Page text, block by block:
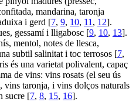
mandarina, taronja
i gerd [7, 9, 10, 11 , 12].
gessamí i lligabosc [9, 10, 13].
mentol, notes de llesca,
subtil salinitat i toc terrosos [7,
és una varietat polivalent, capaç
de vins: vins rosats (el seu ús
vins taronja, i vins dolços naturals
sucre [7, 8, 15, 16].